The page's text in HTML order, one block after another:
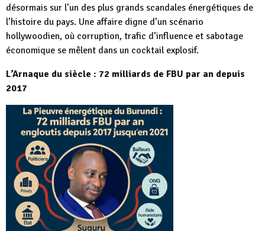
désormais sur l’un des plus grands scandales énergétiques de
l’histoire du pays. Une affaire digne d’un scénario
hollywoodien, où corruption, trafic d’influence et sabotage
économique se mêlent dans un cocktail explosif.
L’Arnaque du siècle : 72 milliards de FBU par an depuis
2017